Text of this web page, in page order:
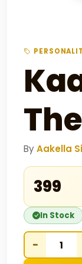
By Aakella
₹399
In Stock
−